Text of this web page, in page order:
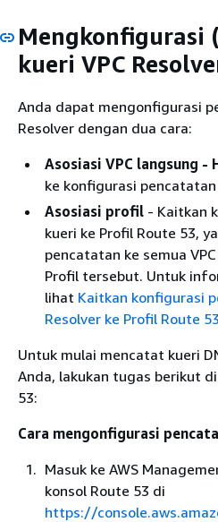
Mengkonfigurasi
kueri VPC
Anda dapat mengonfigurasi
Resolver dengan dua cara:
Asosiasi VPC langsung -
ke konfigurasi pencatatan
Asosiasi profil - Kaitkan
kueri ke Profil Route 53,
pencatatan ke semua
Profil tersebut. Untuk
lihat Kaitkan konfigurasi
Resolver ke Profil Route 53
Untuk mulai mencatat kueri
Anda, lakukan tugas berikut
53:
Cara mengonfigurasi
Masuk ke AWS
konsol Route 53 di
https://